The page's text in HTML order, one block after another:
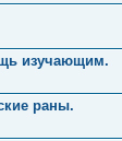
изучающим.
раны.